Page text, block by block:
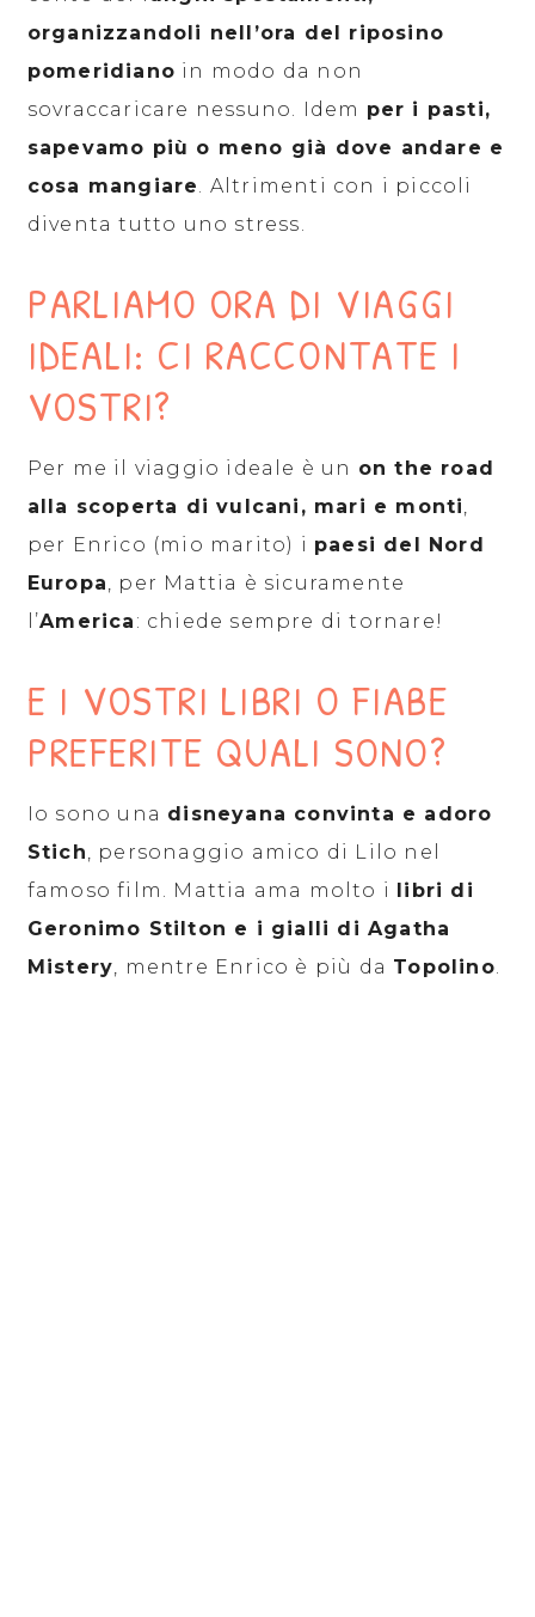
organizzandoli nell’ora del riposino
pomeridiano in modo da non
sovraccaricare nessuno. Idem per i pasti,
sapevamo più o meno già dove andare e
cosa mangiare. Altrimenti con i piccoli
diventa tutto uno stress.
PARLIAMO ORA DI VIAGGI
IDEALI: CI RACCONTATE I
VOSTRI?
Per me il viaggio ideale è un on the road
alla scoperta di vulcani, mari e monti,
per Enrico (mio marito) i paesi del Nord
Europa, per Mattia è sicuramente
l’America : chiede sempre di tornare!
E I VOSTRI LIBRI O FIABE
PREFERITE QUALI SONO?
Io sono una disneyana convinta e adoro
Stich, personaggio amico di Lilo nel
famoso film. Mattia ama molto i
libri di
Geronimo Stilton e i gialli di Agatha
Mistery, mentre Enrico è più da Topolino.